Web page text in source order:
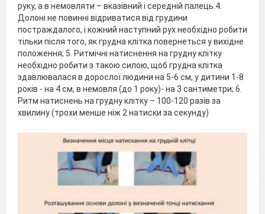
руку, а в немовляти – вказівний і середній палець.4.
Долоні не повинні відриватися від грудини
постраждалого, і кожний наступний рух необхідно робити
тільки після того, як грудна клітка повернеться у вихідне
положення; 5. Ритмічні натиснення на грудну клітку
необхідно робити з такою силою, щоб грудна клітка
здавлювалася в дорослої людини на 5-6 см, у дитини 1-8
років - на 4 см, в немовля (до 1 року)- на 3 сантиметри; 6.
Ритм натиснень на грудну клітку – 100-120 разів за
хвилину (трохи менше ніж 2 натиски за секунду)